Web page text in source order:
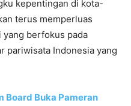
kepentingan di kota-
terus memperluas
yang berfokus pada
pariwisata Indonesia yang
Board Buka Pameran